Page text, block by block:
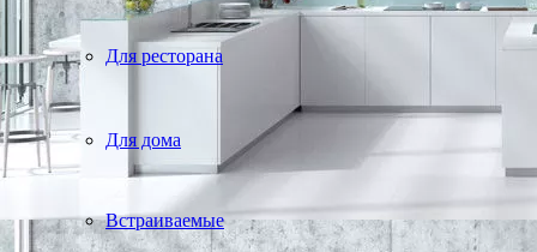
Для ресторана
Для дома
Встраиваемые